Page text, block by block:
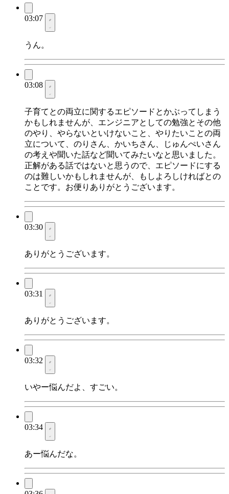
03:07
うん。
03:08
子育てとの両立に関するエピソードとかぶってしまう
かもしれませんが、エンジニアとしての勉強とその他
のやり、やらないといけないこと、やりたいことの両
立について、のりさん、かいちさん、じゅんぺいさん
の考えや聞いた話など聞いてみたいなと思いました。
正解がある話ではないと思うので、エピソードにする
のは難しいかもしれませんが、もしよろしければとの
ことです。お便りありがとうございます。
03:30
ありがとうございます。
03:31
ありがとうございます。
03:32
いやー悩んだよ、すごい。
03:34
あー悩んだな。